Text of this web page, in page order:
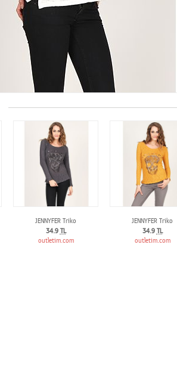
JENNYFER Triko
34.9 TL
outletim.com
JENNYFER Triko
34.9 TL
outletim.com